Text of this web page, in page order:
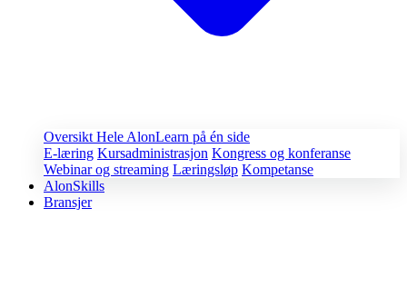
Oversikt Hele AlonLearn på én side
E-læring Kursadministrasjon Kongress og konferanse
Webinar og streaming Læringsløp Kompetanse
AlonSkills
Bransjer